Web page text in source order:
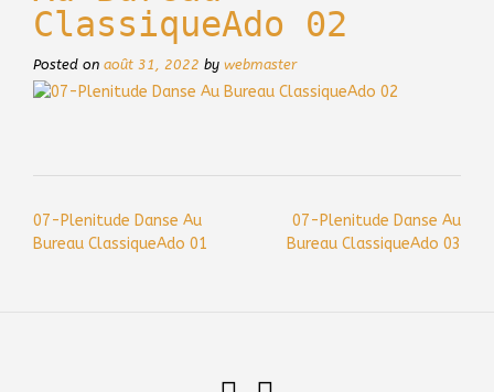
ClassiqueAdo 02
Posted on août 31, 2022 by webmaster
Post
navigation
07-Plenitude Danse Au
Bureau ClassiqueAdo 01
07-Plenitude Danse Au
Bureau ClassiqueAdo 03